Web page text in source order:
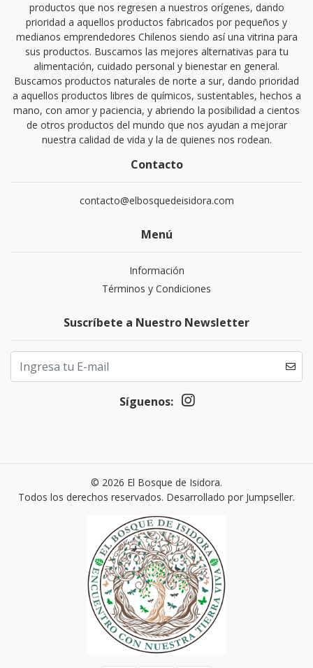
productos que nos regresen a nuestros orígenes, dando
prioridad a aquellos productos fabricados por pequeños y
medianos emprendedores Chilenos siendo así una vitrina para
sus productos. Buscamos las mejores alternativas para tu
alimentación, cuidado personal y bienestar en general.
Buscamos productos naturales de norte a sur, dando prioridad
a aquellos productos libres de químicos, sustentables, hechos a
mano, con amor y paciencia, y abriendo la posibilidad a cientos
de otros productos del mundo que nos ayudan a mejorar
nuestra calidad de vida y la de quienes nos rodean.
Contacto
contacto@elbosquedeisidora.com
Menú
Información
Términos y Condiciones
Suscríbete a Nuestro Newsletter
Síguenos:
© 2026 El Bosque de Isidora.
Todos los derechos reservados. Desarrollado por Jumpseller.